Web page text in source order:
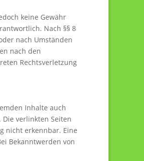
keine Gewähr
Nach §§ 8
nach Umständen
nach den
Rechtsverletzung
Inhalte auch
verlinkten Seiten
nicht erkennbar. Eine
Bekanntwerden von